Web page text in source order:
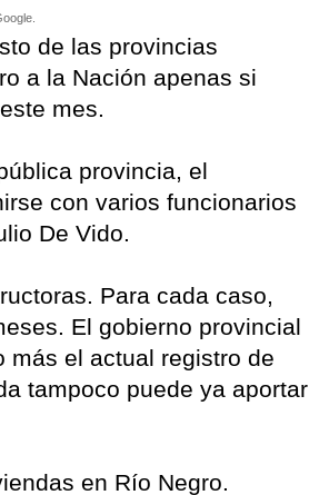
de las provincias
a la Nación apenas si
mes.
provincia, el
con varios funcionarios
De Vido.
Para cada caso,
El gobierno provincial
más el actual registro de
tampoco puede ya aportar
en Río Negro.